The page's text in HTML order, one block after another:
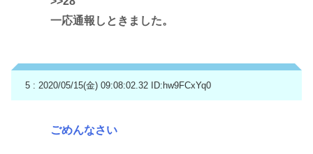
一応通報しときました。
5 : 2020/05/15(金) 09:08:02.32 ID:hw9FCxYq0
ごめんなさい